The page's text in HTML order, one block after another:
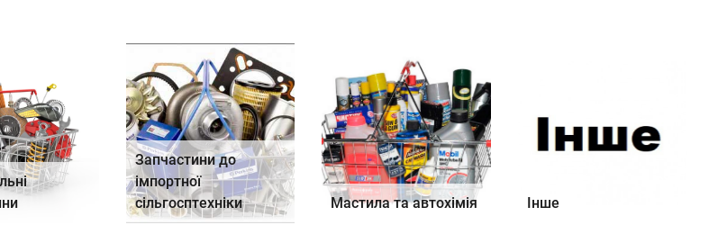
Запчастини до
імпортної
сільгосптехніки
Мастила та автохімія Інше